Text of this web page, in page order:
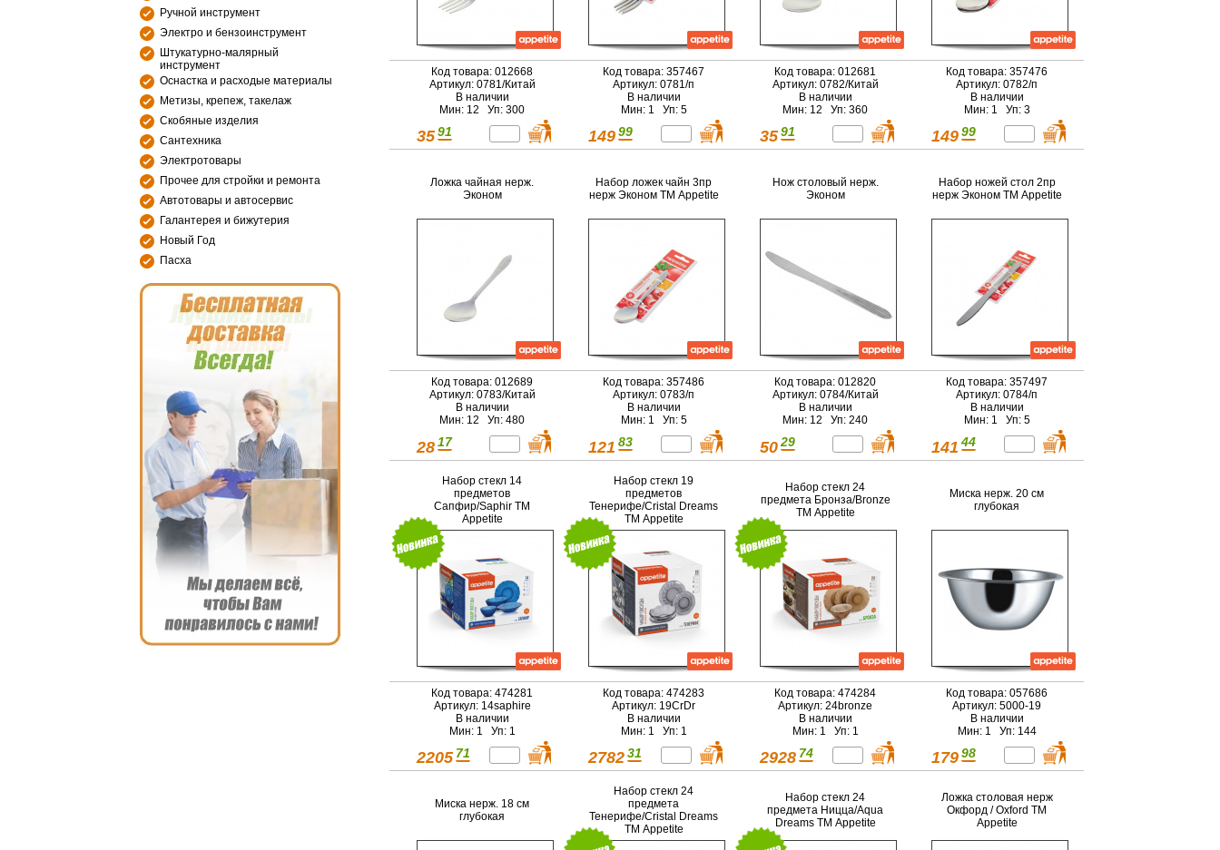
Ручной инструмент
Электро и бензоинструмент
Штукатурно-малярный
инструмент
Оснастка и расходые материалы
Метизы, крепеж, такелаж
Скобяные изделия
Сантехника
Электротовары
Прочее для стройки и ремонта
Автотовары и автосервис
Галантерея и бижутерия
Новый Год
Пасха
Код товара: 012668
Артикул: 0781/Китай
В наличии
Мин: 12 Уп: 300
35 91
Код товара: 357467
Артикул: 0781/п
В наличии
Мин: 1 Уп: 5
149 99
Код товара: 012681
Артикул: 0782/Китай
В наличии
Мин: 12 Уп: 360
35 91
Код товара: 357476
Артикул: 0782/п
В наличии
Мин: 1 Уп: 3
149 99
Ложка чайная нерж.
Эконом
Код товара: 012689
Артикул: 0783/Китай
В наличии
Мин: 12 Уп: 480
28 17
Набор ложек чайн 3пр
нерж Эконом ТМ Appetite
Код товара: 357486
Артикул: 0783/п
В наличии
Мин: 1 Уп: 5
121 83
Нож столовый нерж.
Эконом
Код товара: 012820
Артикул: 0784/Китай
В наличии
Мин: 12 Уп: 240
50 29
Набор ножей стол 2пр
нерж Эконом ТМ Appetite
Код товара: 357497
Артикул: 0784/п
В наличии
Мин: 1 Уп: 5
141 44
Набор стекл 14
предметов
Сапфир/Saphir ТМ
Appetite
Код товара: 474281
Артикул: 14saphire
В наличии
Мин: 1 Уп: 1
2205 71
Набор стекл 19
предметов
Тенерифе/Cristal Dreams
ТМ Appetite
Код товара: 474283
Артикул: 19СrDr
В наличии
Мин: 1 Уп: 1
2782 31
Набор стекл 24
предмета Бронза/Bronze
ТМ Appetite
Код товара: 474284
Артикул: 24bronze
В наличии
Мин: 1 Уп: 1
2928 74
Миска нерж. 20 см
глубокая
Код товара: 057686
Артикул: 5000-19
В наличии
Мин: 1 Уп: 144
179 98
Миска нерж. 18 см
глубокая
Набор стекл 24
предмета
Тенерифе/Cristal Dreams
ТМ Appetite
Набор стекл 24
предмета Ницца/Aqua
Dreams ТМ Appetite
Ложка столовая нерж
Окфорд / Oxford TM
Appetite